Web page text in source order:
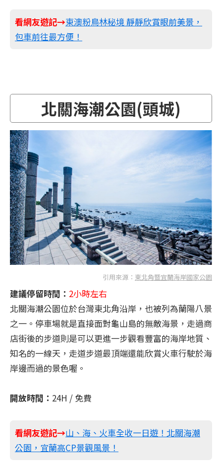
看網友遊記→東澳粉鳥林秘境 靜靜欣賞眼前美景，
包車前往最方便！
北關海潮公園(頭城)
引用來源： 東北角暨宜蘭海岸國家公園
建議停留時間： 2小時左右
北關海潮公園位於台灣東北角沿岸，也被列為蘭陽八景
之一。停車場就是直接面對龜山島的無敵海景，走過商
店街後的步道則是可以更進一步觀看豐富的海岸地質、
知名的一線天，走道步道最頂端還能欣賞火車行駛於海
岸邊而過的景色喔。
開放時間： 24H / 免費
看網友遊記→山、海、火車全收一日遊！北關海潮
公園，宜蘭高CP景觀風景！